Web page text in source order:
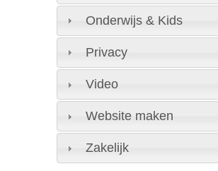
Onderwijs & Kids
Privacy
Video
Website maken
Zakelijk